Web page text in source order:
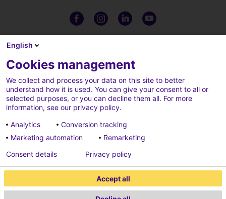
Complaints Credits
Cookies parameters Data privacy charter
English
Cookies management
We collect and process your data on this site to better
understand how it is used. You can give your consent to all or
selected purposes, or you can decline them all. For more
information, see our privacy policy.
Analytics
Conversion tracking
Marketing automation
Remarketing
Accept all
Consent details Privacy policy